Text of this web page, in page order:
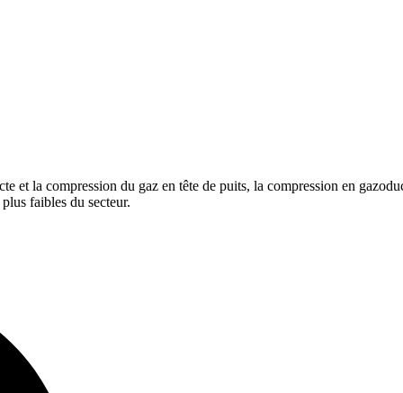
et la compression du gaz en tête de puits, la compression en
faibles du secteur.